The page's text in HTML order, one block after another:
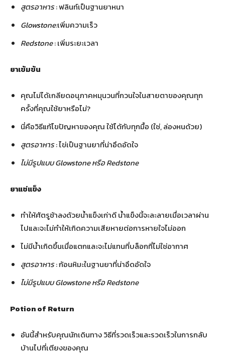
สูตรอาหาร: ฟลินท์เป็นฐานยาหนา
Glowstone:เพิ่มความเร็ว
Redstone: เพิ่มระยะเวลา
ยาเข้มข้น
คุณไม่ได้เกลียดอนุภาคหมุนวนที่กวนใจในสายตาของคุณทุก
ครั้งที่คุณใช้ยาหรือไม่?
นี่คือวิธีแก้ไขปัญหาของคุณ ใช้ได้กับทุกมื้อ (ใช่, ล่องหนด้วย)
สูตรอาหาร: ไข่เป็นฐานยาที่น่าอึดอัดใจ
ไม่มีรูปแบบ Glowstone หรือ Redstone
ยาแช่แข็ง
ทำให้ศัตรูช้าลงด้วยน้ำแข็งเก่าดี น้ำแข็งนี้จะละลายเมื่อเวลาผ่าน
ไปและจะไม่ทำให้เกิดความเสียหายต่อการหายใจไม่ออก
ไม่มีน้ำเกิดขึ้นเมื่อแตกและจะไม่แทนที่บล็อกที่ไม่ใช่อากาศ
สูตรอาหาร: ก้อนหิมะในฐานยาที่น่าอึดอัดใจ
ไม่มีรูปแบบ Glowstone หรือ Redstone
Potion of Return
อันนี้สำหรับคุณนักเดินทาง วิธีที่รวดเร็วและรวดเร็วในการกลับ
บ้านไปที่เตียงของคุณ